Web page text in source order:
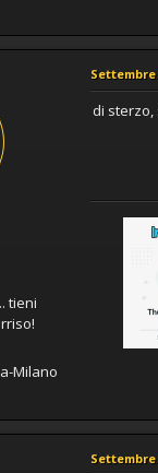
tieni
Milano
Settembre
di sterzo,
Settembre